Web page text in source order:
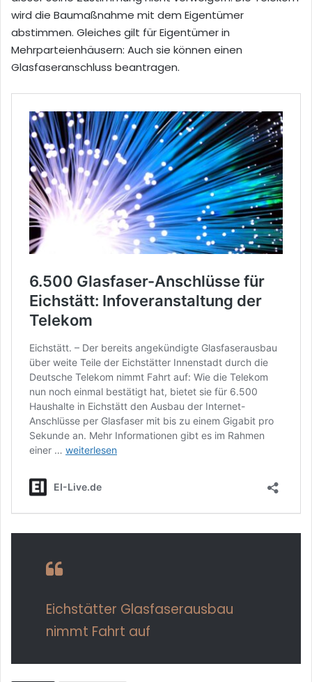
wird die Baumaßnahme mit dem Eigentümer
abstimmen. Gleiches gilt für Eigentümer in
Mehrparteienhäusern: Auch sie können einen
Glasfaseranschluss beantragen.
Eichstätter Glasfaserausbau
nimmt Fahrt auf